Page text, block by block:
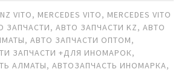
VITO, MERCEDES VITO, MERCEDES VITO
ЗАПЧАСТИ,АВТО ЗАПЧАСТИ KZ,АВТО
,АВТО ЗАПЧАСТИ ОПТОМ,
ЗАПЧАСТИ +ДЛЯ ИНОМАРОК,
АЛМАТЫ,АВТОЗАПЧАСТЬ ИНОМАРКА,